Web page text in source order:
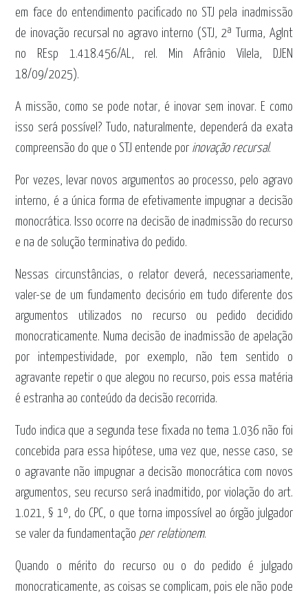
em face do entendimento pacificado no STJ pela inadmissão
de inovação recursal no agravo interno (STJ, 2ª Turma, AgInt
no REsp 1.418.456/AL, rel. Min Afrânio Vilela, DJEN
18/09/2025).
A missão, como se pode notar, é inovar sem inovar. E como
isso será possível? Tudo, naturalmente, dependerá da exata
compreensão do que o STJ entende por inovação recursal.
Por vezes, levar novos argumentos ao processo, pelo agravo
interno, é a única forma de efetivamente impugnar a decisão
monocrática. Isso ocorre na decisão de inadmissão do recurso
e na de solução terminativa do pedido.
Nessas circunstâncias, o relator deverá, necessariamente,
valer-se de um fundamento decisório em tudo diferente dos
argumentos utilizados no recurso ou pedido decidido
monocraticamente. Numa decisão de inadmissão de apelação
por intempestividade, por exemplo, não tem sentido o
agravante repetir o que alegou no recurso, pois essa matéria
é estranha ao conteúdo da decisão recorrida.
Tudo indica que a segunda tese fixada no tema 1.036 não foi
concebida para essa hipótese, uma vez que, nesse caso, se
o agravante não impugnar a decisão monocrática com novos
argumentos, seu recurso será inadmitido, por violação do art.
1.021, § 1º, do CPC, o que torna impossível ao órgão julgador
se valer da fundamentação per relationem.
Quando o mérito do recurso ou o do pedido é julgado
monocraticamente, as coisas se complicam, pois ele não pode